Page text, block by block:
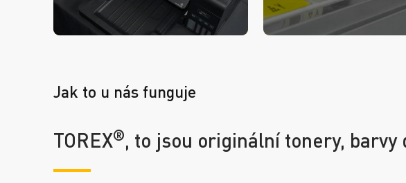
Jak to u nás funguje
TOREX®, to jsou originální tonery,